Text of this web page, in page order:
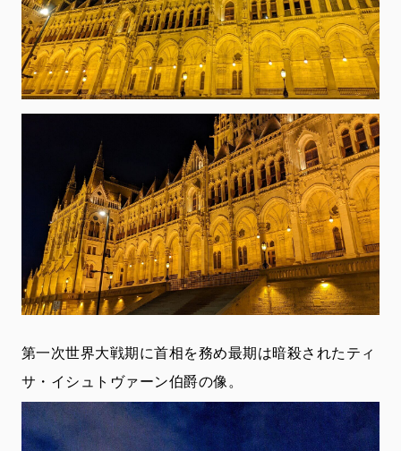
第一次世界大戦期に首相を務め最期は暗殺されたティ
サ・イシュトヴァーン伯爵の像。